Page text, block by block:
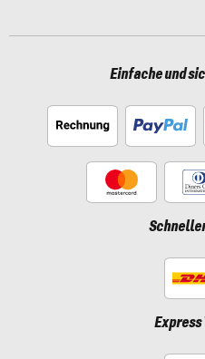
Einfache und
Express